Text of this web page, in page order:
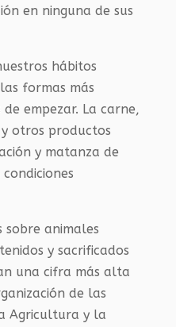
en ninguna de sus
hábitos
formas más
empezar. La carne,
otros productos
y matanza de
sobre animales
y sacrificados
una cifra más alta
de las
Agricultura y la